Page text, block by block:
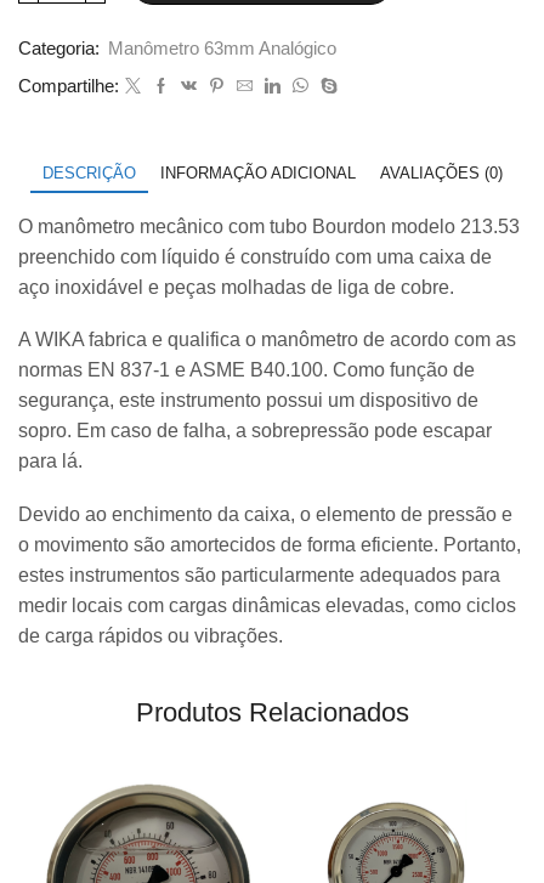
Horizontal
56×4
com
213.53.063
quantidade
Categoria:
Manômetro 63mm Analógico
Compartilhe:
DESCRIÇÃO INFORMAÇÃO ADICIONAL AVALIAÇÕES (0)
O manômetro mecânico com tubo Bourdon modelo 213.53
preenchido com líquido é construído com uma caixa de
aço inoxidável e peças molhadas de liga de cobre.
A WIKA fabrica e qualifica o manômetro de acordo com as
normas EN 837-1 e ASME B40.100. Como função de
segurança, este instrumento possui um dispositivo de
sopro. Em caso de falha, a sobrepressão pode escapar
para lá.
Devido ao enchimento da caixa, o elemento de pressão e
o movimento são amortecidos de forma eficiente. Portanto,
estes instrumentos são particularmente adequados para
medir locais com cargas dinâmicas elevadas, como ciclos
de carga rápidos ou vibrações.
Produtos Relacionados